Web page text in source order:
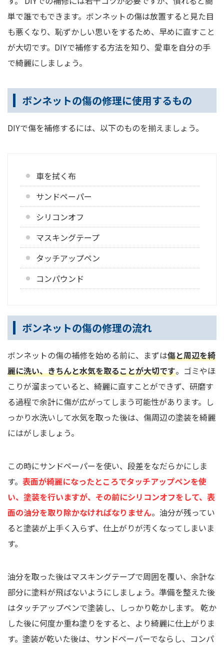
単で誰でもできます。ボンネットの傷は放置すると見た目
も悪くなり、恥ずかしい思いをするため、早めに直すこと
が大切です。DIYで補修する方法を知り、愛車を自分の手
で綺麗にしましょう。
ボンネットの傷の修理に使用するもの
DIYで傷を補修するには、以下のものを揃えましょう。
車を拭く布
サンドペーパー
シリコンオフ
マスキングテープ
タッチアップペン
コンパウンド
ボンネットの傷の修理の流れ
ボンネットの傷の補修を始める前に、まずは傷と周辺を綺
麗に洗い、きちんと水気を取ることが大切です。ゴミやほ
こりが溜まっていると、綺麗に直すことができず、研磨す
る過程で余計に傷が広がってしまう可能性があります。し
っかり水洗いして水気を取った後は、傷周辺の塗装を綺麗
にはがしましょう。
この時にサンドペーパーを使い、段差をなだらかにしま
す。 表面が綺麗になったところでタッチアップペンを使
い、塗装を行いますが、その前にシリコンオフをして、表
面の油分を取り除かなければなりません。油分が残ってい
ると塗装が上手く入らず、仕上がりが汚くなってしまいま
す。
油分を取った後はマスキングテープで周囲を覆い、余計な
部分に塗料が飛ばないようにしましょう。準備を整えた後
はタッチアップペンで塗装し、しっかり乾かします。 乾か
した後に何度か重ね塗りをすると、より綺麗に仕上がりま
す。塗装が乾いた後は、サンドペーパーでならし、コンパ